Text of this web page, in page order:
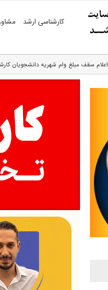
کارشناسی ارشد
اعلام سقف مبلغ وام شهریه دانشجویان